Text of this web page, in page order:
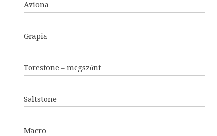
Aviona
Grapia
Torestone – megszűnt
Saltstone
Macro